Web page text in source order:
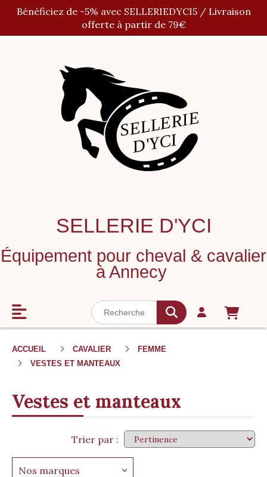
Bénéficiez de -5% avec SELLERIEDYCI5 / Livraison
offerte à partir de 79€
SELLERIE D'YCI
Équipement pour cheval & cavalier
à Annecy
ACCUEIL CAVALIER
FEMME
VESTES ET MANTEAUX
Vestes et manteaux
Trier par :
Nos marques